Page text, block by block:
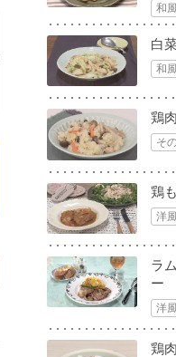
和
白
和
鶏
そ
鶏
洋風
ラ
ー
洋風
鶏